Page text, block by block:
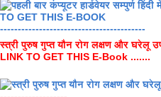
-----------------------------------------
स्त्री पुरुष गुप्त यौन रोग लक्षण और घरेलू
LINK TO GET THIS E-Book .......